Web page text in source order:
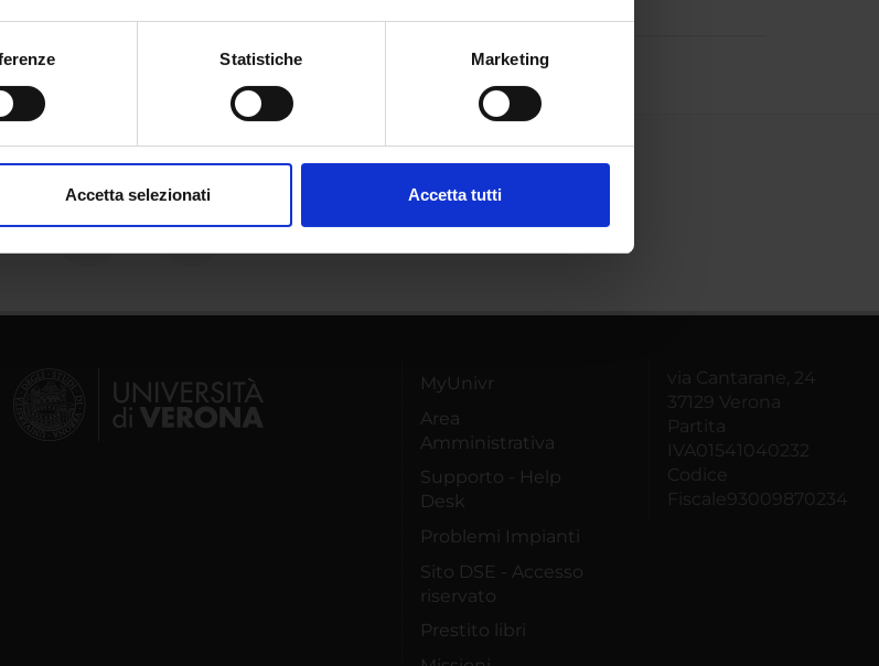
geografica, con un'approssimazione di qualche metro,
momento dalla Dichiarazione sui cookie.
Statistiche Marketing
Accetta selezionati Accetta tutti
Condividi
MyUnivr
Area
Amministrativa
Supporto - Help
Desk
Problemi Impianti
Sito DSE - Accesso
riservato
Prestito libri
via Cantarane, 24
37129 Verona
Partita
IVA01541040232
Codice
Fiscale93009870234